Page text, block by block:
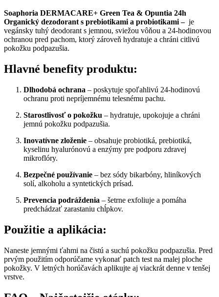
Soaphoria DERMACARE+ Green Tea & Opuntia 24h
Organický dezodorant s prebiotikami a probiotikami – je
vegánsky tuhý deodorant s jemnou, sviežou vôňou a 24-hodinovou
ochranou pred pachom, ktorý zároveň hydratuje a chráni citlivú
pokožku podpazušia.
Hlavné benefity produktu:
Dlhodobá ochrana – poskytuje spoľahlivú 24-hodinovú
ochranu proti nepríjemnému telesnému pachu.
Starostlivosť o pokožku – hydratuje, upokojuje a chráni
jemnú pokožku podpazušia.
Inovatívne zloženie – obsahuje probiotiká, prebiotiká,
kyselinu hyalurónovú a enzýmy pre podporu zdravej
mikroflóry.
Bezpečné používanie – bez sódy bikarbóny, hliníkových
solí, alkoholu a syntetických prísad.
Prevencia podráždenia – šetrne exfoliuje a pomáha
predchádzať zarastaniu chĺpkov.
Použitie a aplikácia:
Naneste jemnými ťahmi na čistú a suchú pokožku podpazušia. Pred
prvým použitím odporúčame vykonať patch test na malej ploche
pokožky. V letných horúčavách aplikujte aj viackrát denne v tenšej
vrstve.